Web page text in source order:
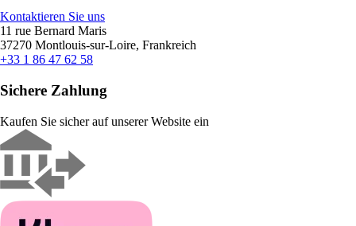
Kontaktieren Sie uns
11 rue Bernard Maris
37270 Montlouis-sur-Loire, Frankreich
+33 1 86 47 62 58
Sichere Zahlung
Kaufen Sie sicher auf unserer Website ein